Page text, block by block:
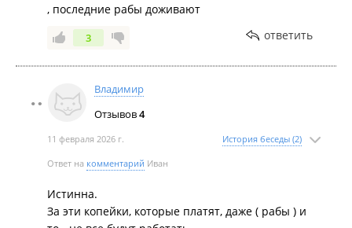
, последние рабы доживают
3 ответить
Владимир
Отзывов4
11 февраля 2026 г. История беседы (2)
Ответ на комментарий Иван
Истинна.
За эти копейки, которые платят, даже ( рабы ) и